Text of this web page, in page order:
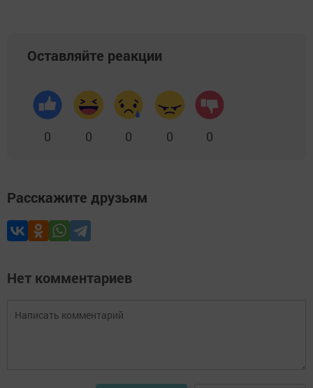
Оставляйте реакции
0 0 0 0 0
Расскажите друзьям
Нет комментариев